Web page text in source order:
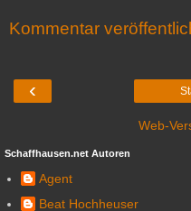
Kommentar
‹
Web-
Schaffhausen.net Autoren
Agent
Beat Hochheuser